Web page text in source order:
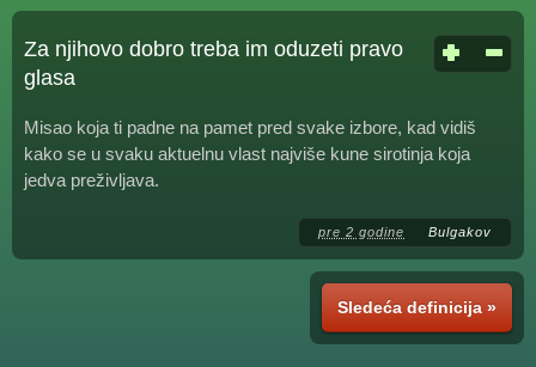
Za njihovo dobro treba im oduzeti pravo
glasa
Misao koja ti padne na pamet pred svake izbore, kad vidiš
kako se u svaku aktuelnu vlast najviše kune sirotinja koja
jedva preživljava.
pre 2 godine Bulgakov
Sledeća definicija »